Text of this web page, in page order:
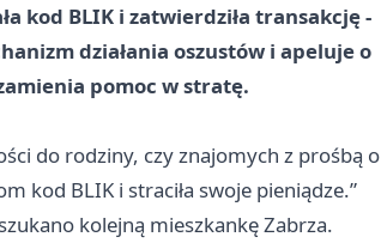
kod BLIK i zatwierdziła transakcję -
działania oszustów i apeluje o
pomoc w stratę.
do rodziny, czy znajomych z prośbą o
kod BLIK i straciła swoje pieniądze.”
kolejną mieszkankę Zabrza.